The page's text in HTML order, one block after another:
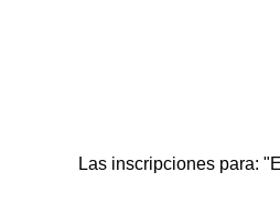
Las inscripciones para: